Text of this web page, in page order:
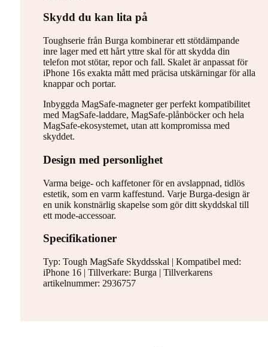
Skydd du kan lita på
Toughserie från Burga kombinerar ett stötdämpande
inre lager med ett hårt yttre skal för att skydda din
telefon mot stötar, repor och fall. Skalet är anpassat för
iPhone 16s exakta mått med präcisa utskärningar för alla
knappar och portar.
Inbyggda MagSafe-magneter ger perfekt kompatibilitet
med MagSafe-laddare, MagSafe-plånböcker och hela
MagSafe-ekosystemet, utan att kompromissa med
skyddet.
Design med personlighet
Varma beige- och kaffetoner för en avslappnad, tidlös
estetik, som en varm kaffestund. Varje Burga-design är
en unik konstnärlig skapelse som gör ditt skyddskal till
ett mode-accessoar.
Specifikationer
Typ: Tough MagSafe Skyddsskal | Kompatibel med:
iPhone 16 | Tillverkare: Burga | Tillverkarens
artikelnummer: 2936757